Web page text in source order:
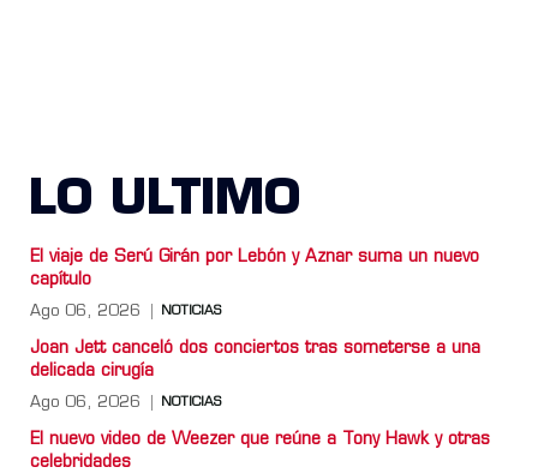
LO ULTIMO
El viaje de Serú Girán por Lebón y Aznar suma un nuevo
capítulo
Ago 06, 2026 NOTICIAS
Joan Jett canceló dos conciertos tras someterse a una
delicada cirugía
Ago 06, 2026 NOTICIAS
El nuevo video de Weezer que reúne a Tony Hawk y otras
celebridades